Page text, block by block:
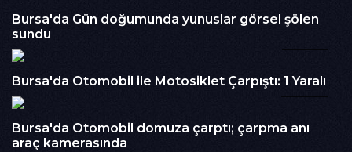
yetişmeyince sınıftan sandalye getirerek uzun süre
uğraştı.Tüm çabalarına rağmen bayrakları yerine asamayan
öğrenciler, ay yıldızlı bayrağın yere değmemesi için
ayrıldı.Sosyal medyada paylaşılan görüntüler kısa sürede
büyük ilgi görürken, öğrencilerin duyarlı davranışı çok sayıda
İzlenme : 220
Bursa'da Gün doğumunda yunuslar görsel şölen
sundu
Bursa'da Otomobil ile Motosiklet Çarpıştı: 1 Yaralı
00:24
Bursa'da Otomobil domuza çarptı; çarpma anı
araç kamerasında